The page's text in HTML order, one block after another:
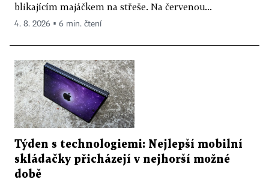
blikajícím majáčkem na střeše. Na červenou...
4. 8. 2026 ▪ 6 min. čtení
Týden s technologiemi: Nejlepší mobilní
skládačky přicházejí v nejhorší možné
době